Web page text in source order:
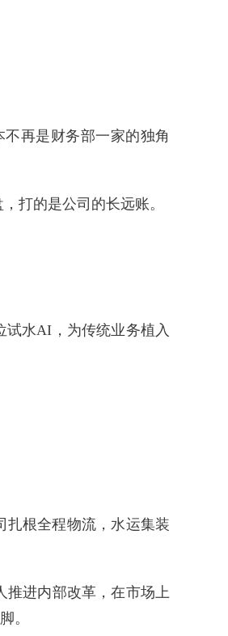
再是财务部一家的独角
打的是公司的长远账。
试水AI，为传统业务植入
扎根全程物流，水运集装
推进内部改革，在市场上
。